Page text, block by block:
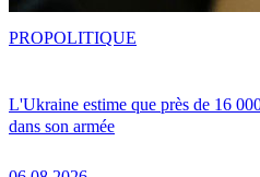
L'Ukraine estime que près de 16
dans son armée
PROPOLITIQUE